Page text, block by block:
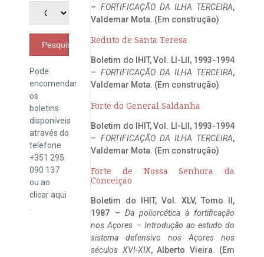
Pesquisar
Pode
encomendar
os
boletins
disponíveis
através do
telefone
+351 295
090 137
ou ao
clicaraqui
– FORTIFICAÇÃO DA ILHA TERCEIRA,
Valdemar Mota. (Em construção)
Reduto de Santa Teresa
Boletim do IHIT, Vol. LI-LII, 1993-1994
– FORTIFICAÇÃO DA ILHA TERCEIRA,
Valdemar Mota. (Em construção)
Forte do General Saldanha
Boletim do IHIT, Vol. LI-LII, 1993-1994
– FORTIFICAÇÃO DA ILHA TERCEIRA,
Valdemar Mota. (Em construção)
Forte de Nossa Senhora da
Conceição
Boletim do IHIT, Vol. XLV, Tomo II,
1987 – Da poliorcética à fortificação
nos Açores – Introdução ao estudo do
sistema defensivo nos Açores nos
séculos XVI-XIX, Alberto Vieira. (Em